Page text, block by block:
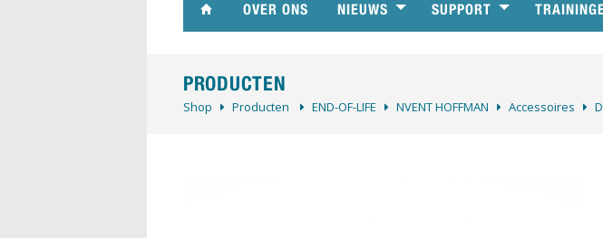
OVER ONS NIEUWS SUPPORT
PRODUCTEN
Shop Producten ­END-OF-LIFE NVENT HOFFMAN Accessoires